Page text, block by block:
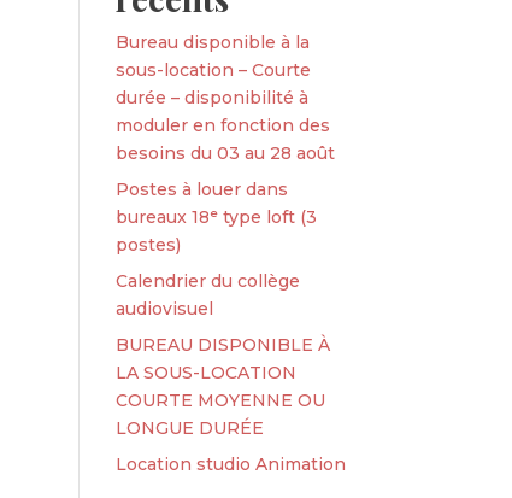
Bureau disponible à la
sous-location – Courte
durée – disponibilité à
moduler en fonction des
besoins du 03 au 28 août
Postes à louer dans
bureaux 18ᵉ type loft (3
postes)
Calendrier du collège
audiovisuel
BUREAU DISPONIBLE À
LA SOUS-LOCATION
COURTE MOYENNE OU
LONGUE DURÉE
Location studio Animation